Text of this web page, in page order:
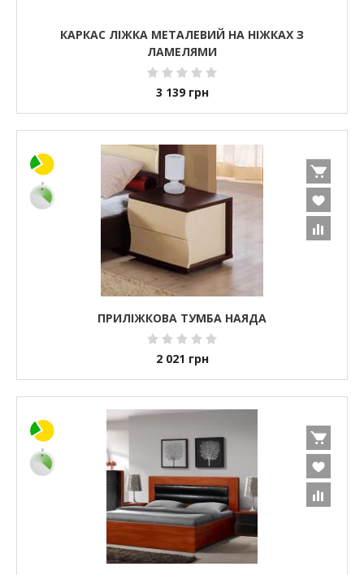
КАРКАС ЛІЖКА МЕТАЛЕВИЙ НА НІЖКАХ З
ЛАМЕЛЯМИ
3 139 грн
ПРИЛІЖКОВА ТУМБА НАЯДА
2 021 грн